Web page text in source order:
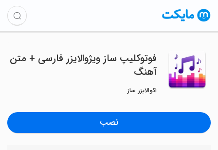
فوتوکلیپ ساز ویژوالایزر فارسی + متن
آهنگ
اکوالایزر ساز
نصب